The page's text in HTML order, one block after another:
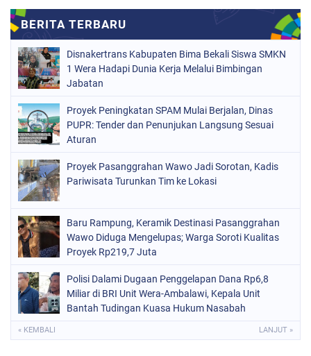
Disnakertrans Kabupaten Bima Bekali Siswa SMKN
1 Wera Hadapi Dunia Kerja Melalui Bimbingan
Jabatan
Proyek Peningkatan SPAM Mulai Berjalan, Dinas
PUPR: Tender dan Penunjukan Langsung Sesuai
Aturan
Proyek Pasanggrahan Wawo Jadi Sorotan, Kadis
Pariwisata Turunkan Tim ke Lokasi
Baru Rampung, Keramik Destinasi Pasanggrahan
Wawo Diduga Mengelupas; Warga Soroti Kualitas
Proyek Rp219,7 Juta
Polisi Dalami Dugaan Penggelapan Dana Rp6,8
Miliar di BRI Unit Wera-Ambalawi, Kepala Unit
Bantah Tudingan Kuasa Hukum Nasabah
« KEMBALI LANJUT »